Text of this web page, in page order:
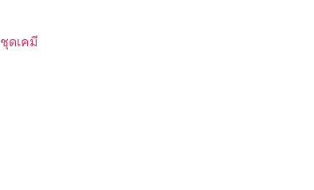
ชุดเคมี